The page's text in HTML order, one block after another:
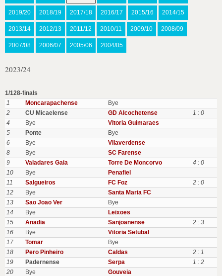
2019/20 2018/19 2017/18 2016/17 2015/16 2014/15
2013/14 2012/13 2011/12 2010/11 2009/10 2008/09
2007/08 2006/07 2005/06 2004/05
2023/24
1/128-finals
1
Moncarapachense
Bye
2
CU Micaelense GD Alcochetense
1 : 0
4
Bye
Vitoria Guimaraes
5
Ponte
Bye
6
Bye
Vilaverdense
8
Bye
SC Farense
9
Valadares Gaia Torre De Moncorvo
4 : 0
10
Bye
Penafiel
11
Salgueiros FC Foz
2 : 0
12
Bye
Santa Maria FC
13
Sao Joao Ver
Bye
14
Bye
Leixoes
15
Anadia Sanjoanense
2 : 3
16
Bye
Vitoria Setubal
17
Tomar
Bye
18
Pero Pinheiro Caldas
2 : 1
19
Padernense Serpa
1 : 2
20
Bye
Gouveia